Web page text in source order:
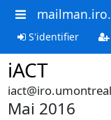
S'identifier
iACT
Mai 2016